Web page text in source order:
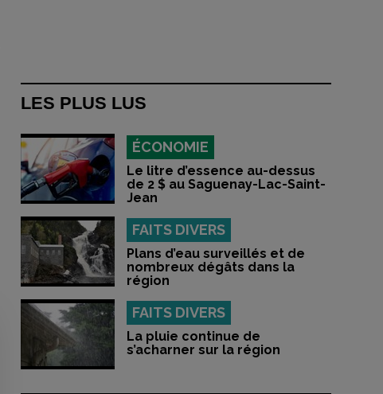
LES PLUS LUS
ÉCONOMIE
Le litre d’essence au-dessus
de 2 $ au Saguenay-Lac-Saint-
Jean
FAITS DIVERS
Plans d’eau surveillés et de
nombreux dégâts dans la
région
FAITS DIVERS
La pluie continue de
s’acharner sur la région